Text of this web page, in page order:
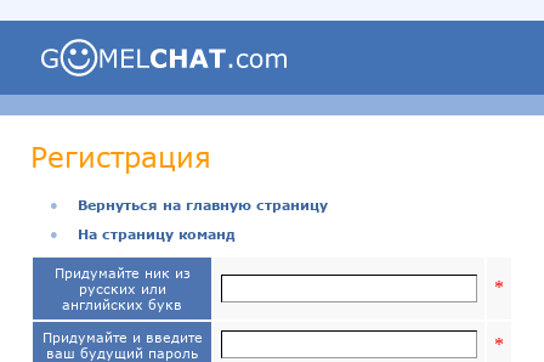
Регистрация
●
Вернуться на главную страницу
●
На страницу команд
Придумайте ник из
русских или
английских букв
*
Придумайте и введите
ваш будущий пароль
*